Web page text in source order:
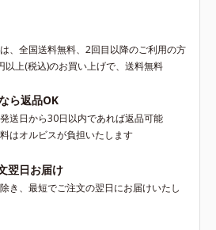
、全国送料無料、2回目以降のご利用の方
以上(税込)のお買い上げで、送料無料
ら返品OK
送日から30日以内であれば返品可能
はオルビスが負担いたします
翌日お届け
き、最短でご注文の翌日にお届けいたし